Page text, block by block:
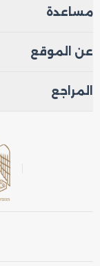
مساعدة
عن الموقع
المراجع